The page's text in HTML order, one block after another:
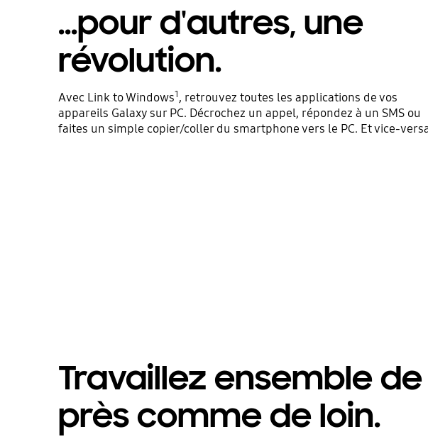
...pour d'autres, une
révolution.
Avec Link to Windows1 , retrouvez toutes les applications de vos
appareils Galaxy sur PC. Décrochez un appel, répondez à un SMS ou
faites un simple copier/coller du smartphone vers le PC. Et vice-
Travaillez ensemble de
près comme de loin.